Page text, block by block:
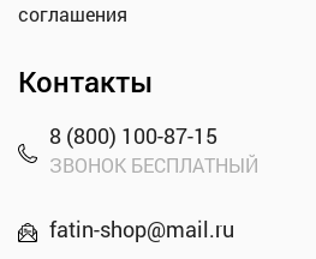
соглашения
Контакты
8 (800) 100-87-15
ЗВОНОК БЕСПЛАТНЫЙ
fatin-shop@mail.ru